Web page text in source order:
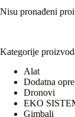
Nisu pronađeni
Kategorije
Alat
Dodatna
Dronovi
EKO
Gimbali